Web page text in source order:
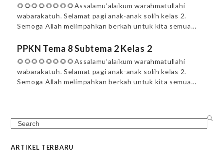
🌻🌻🌻🌻🌻🌻🌻🌻Assalamu’alaikum warahmatullahi
wabarakatuh. Selamat pagi anak-anak solih kelas 2.
Semoga Allah melimpahkan berkah untuk kita semua…
PPKN Tema 8 Subtema 2 Kelas 2
🌻🌻🌻🌻🌻🌻🌻🌻Assalamu’alaikum warahmatullahi
wabarakatuh. Selamat pagi anak-anak solih kelas 2.
Semoga Allah melimpahkan berkah untuk kita semua…
Search
ARTIKEL TERBARU